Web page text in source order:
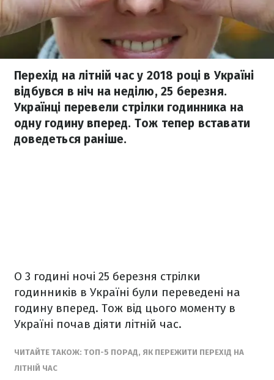
Перехід на літній час у 2018 році в Україні
відбувся в ніч на неділю, 25 березня.
Українці перевели стрілки годинника на
одну годину вперед. Тож тепер вставати
доведеться раніше.
О 3 годині ночі 25 березня стрілки
годинників в Україні були переведені на
годину вперед. Тож від цього моменту в
Україні почав діяти літній час.
ЧИТАЙТЕ ТАКОЖ: ТОП-5 ПОРАД, ЯК ПЕРЕЖИТИ ПЕРЕХІД НА
ЛІТНІЙ ЧАС